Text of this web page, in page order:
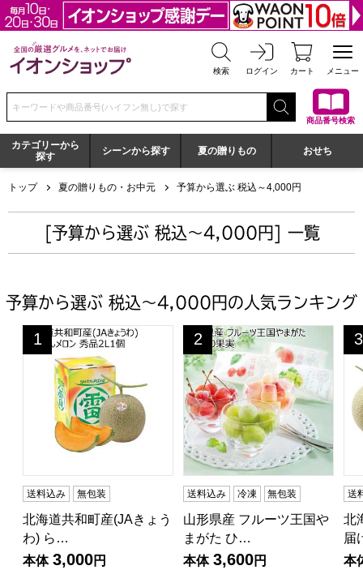
全国の厳選グルメを、ネットでお届け イオンショップ
検索 ログイン カート メニュー
検索キーワードまたは商品番号を入力してください
商品番号検索
カテゴリーから
探す
シーンから探す 夏の贈りもの おせち
トップ 夏の贈りもの・お中元 予算から選ぶ 税込～4,000円
[予算から選ぶ 税込～4,000円] 一覧
予算から選ぶ 税込～4,000円の人気ランキング
北海道共和町産(JAきょうわ) らいでんメロン 秀品2L1個(
1
位
送料込み 無包装
北海道共和町産(JAきょう
わ) ら…
本体 3,000円
山形県産 フルーツ王国やま
2
位
送料込み 冷凍 無包装
山形県産 フルーツ王国や
まがた ひ…
本体 3,600円
3
位
送
北
届
本